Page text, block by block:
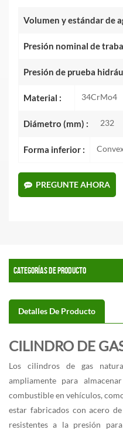
Volumen y estándar de
Presión nominal de
Presión de prueba
Material : 34CrMo4
Diámetro (mm) : 232
Forma inferior :
PREGUNTE AHORA
CATEGORÍAS DE PRODUCTO
Detalles De Producto
CILINDRO DE
Los cilindros de gas
ampliamente para
combustible en vehículos,
estar fabricados con acero
resistentes a la presión